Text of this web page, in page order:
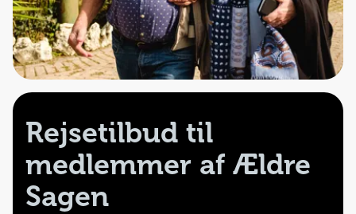
Rejsetilbud til
medlemmer af Ældre
Sagen